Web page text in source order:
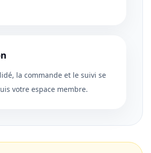
la commande et le suivi se
votre espace membre.